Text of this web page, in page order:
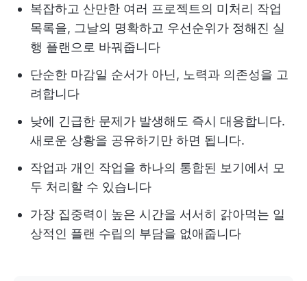
복잡하고 산만한 여러 프로젝트의 미처리 작업
목록을, 그날의 명확하고 우선순위가 정해진 실
행 플랜으로 바꿔줍니다
단순한 마감일 순서가 아닌, 노력과 의존성을 고
려합니다
낮에 긴급한 문제가 발생해도 즉시 대응합니다.
새로운 상황을 공유하기만 하면 됩니다.
작업과 개인 작업을 하나의 통합된 보기에서 모
두 처리할 수 있습니다
가장 집중력이 높은 시간을 서서히 갉아먹는 일
상적인 플랜 수립의 부담을 없애줍니다